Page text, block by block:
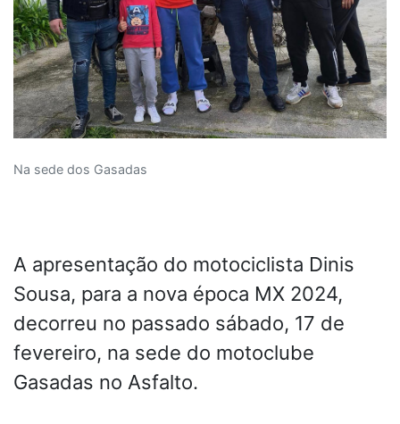
Na sede dos Gasadas
A apresentação do motociclista Dinis
Sousa, para a nova época MX 2024,
decorreu no passado sábado, 17 de
fevereiro, na sede do motoclube
Gasadas no Asfalto.